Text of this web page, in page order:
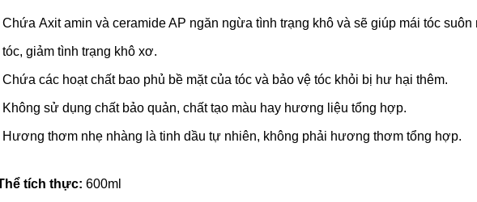
Chứa Axit amin và ceramide AP ngăn ngừa tình trạng khô và sẽ giúp mái tóc
tóc, giảm tình trạng khô xơ.
Chứa các hoạt chất bao phủ bề mặt của tóc và bảo vệ tóc khỏi bị hư hại thêm.
Không sử dụng chất bảo quản, chất tạo màu hay hương liệu tổng hợp.
Hương thơm nhẹ nhàng là tinh dầu tự nhiên, không phải hương thơm tổng hợp.
tích thực: 600ml